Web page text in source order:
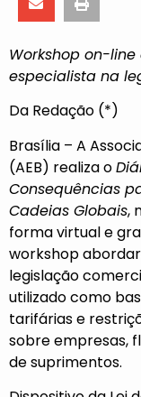
Workshop on-
especialista na
Da Redação (*)
Brasília – A
(AEB) realiza o
Consequências
Cadeias Globais,
forma virtual e
workshop
legislação
utilizado como
tarifárias e
sobre empresas,
de suprimentos.